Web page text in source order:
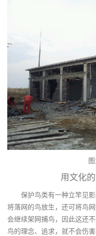
用文化
保护鸟类有一种立竿见影
将落网的鸟放生，还可将鸟
会继续架网捕鸟，因此这还
鸟的理念、追求，就不会伤害